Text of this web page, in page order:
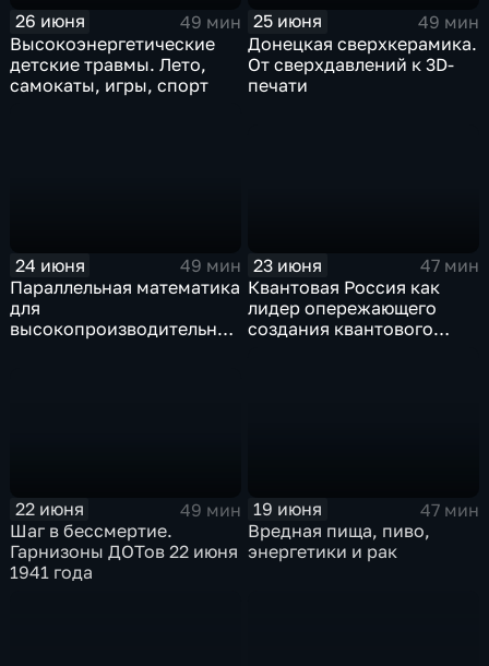
26 июня
49 мин
Высокоэнергетические
детские травмы. Лето,
самокаты, игры, спорт
25 июня
49 мин
Донецкая сверхкерамика.
От сверхдавлений к 3D-
печати
24 июня
49 мин
Параллельная математика
для
высокопроизводительных
23 июня
47 мин
Квантовая Россия как
лидер опережающего
создания квантового
22 июня
49 мин
Шаг в бессмертие.
Гарнизоны ДОТов 22 июня
1941 года
19 июня
47 мин
Вредная пища, пиво,
энергетики и рак